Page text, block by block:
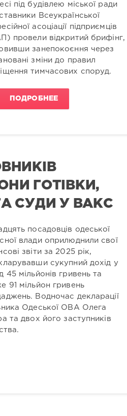
під будівлею міської ради
Всеукраїнської
асоціації підприємців
провели відкритий брифінг,
занепокоєння через
зміни до правил
тимчасових споруд.
ПОДРОБНЕЕ
ГОТІВКИ,
СУДИ У ВАКС
посадовців одеської
влади оприлюднили свої
звіти за 2025 рік,
сукупний дохід у
45 мільйонів гривень та
91 мільйон гривень
Водночас декларації
Одеської ОВА Олега
та двох його заступників